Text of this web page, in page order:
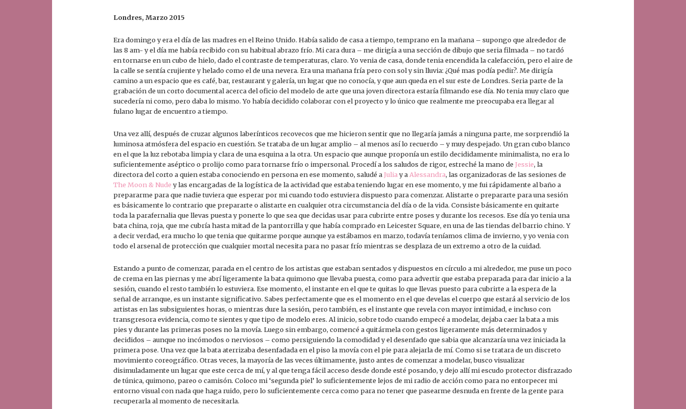
Londres, Marzo 2015
Era domingo y era el día de las madres en el Reino Unido. Había salido de casa a tiempo, temprano en la mañana – supongo que alrededor de
las 8 am- y el día me había recibido con su habitual abrazo frío. Mi cara dura – me dirigía a una sección de dibujo que seria filmada – no tardó
en tornarse en un cubo de hielo, dado el contraste de temperaturas, claro. Yo venia de casa, donde tenia encendida la calefacción, pero el aire de
la calle se sentía crujiente y helado como el de una nevera. Era una mañana fría pero con sol y sin lluvia: ¿Qué mas podía pedir?. Me dirigía
camino a un espacio que es café, bar, restaurant y galería, un lugar que no conocía, y que aun queda en el sur este de Londres. Seria parte de la
grabación de un corto documental acerca del oficio del modelo de arte que una joven directora estaría filmando ese día. No tenia muy claro que
sucedería ni como, pero daba lo mismo. Yo había decidido colaborar con el proyecto y lo único que realmente me preocupaba era llegar al
fulano lugar de encuentro a tiempo.
Una vez allí, después de cruzar algunos laberínticos recovecos que me hicieron sentir que no llegaría jamás a ninguna parte, me sorprendió la
luminosa atmósfera del espacio en cuestión. Se trataba de un lugar amplio – al menos así lo recuerdo – y muy despejado. Un gran cubo blanco
en el que la luz rebotaba limpia y clara de una esquina a la otra. Un espacio que aunque proponía un estilo decididamente minimalista, no era lo
suficientemente aséptico o prolijo como para tornarse frío o impersonal. Procedí a los saludos de rigor, estreché la mano de Jessie, la
directora del corto a quien estaba conociendo en persona en ese momento, saludé aJuliay aAlessandra, las organizadoras de las sesiones de
The Moon & Nude y las encargadas de la logística de la actividad que estaba teniendo lugar en ese momento, y me fui rápidamente al baño a
prepararme para que nadie tuviera que esperar por mi cuando todo estuviera dispuesto para comenzar. Alistarte o prepararte para una sesión
es básicamente lo contrario que prepararte o alistarte en cualquier otra circumstancia del día o de la vida. Consiste básicamente en quitarte
toda la parafernalia que llevas puesta y ponerte lo que sea que decidas usar para cubrirte entre poses y durante los recesos. Ese día yo tenia una
bata china, roja, que me cubría hasta mitad de la pantorrilla y que había comprado en Leicester Square, en una de las tiendas del barrio chino. Y
a decir verdad, era mucho lo que tenia que quitarme porque aunque ya estábamos en marzo, todavía teníamos clima de invierno, y yo venia con
todo el arsenal de protección que cualquier mortal necesita para no pasar frío mientras se desplaza de un extremo a otro de la cuidad.
Estando a punto de comenzar, parada en el centro de los artistas que estaban sentados y dispuestos en círculo a mi alrededor, me puse un poco
de crema en las piernas y me abrí ligeramente la bata quimono que llevaba puesta, como para advertir que estaba preparada para dar inicio a la
sesión, cuando el resto también lo estuviera. Ese momento, el instante en el que te quitas lo que llevas puesto para cubrirte a la espera de la
señal de arranque, es un instante significativo. Sabes perfectamente que es el momento en el que develas el cuerpo que estará al servicio de los
artistas en las subsiguientes horas, o mientras dure la sesión, pero también, es el instante que revela con mayor intimidad, e incluso con
transgresora evidencia, como te sientes y que tipo de modelo eres. Al inicio, sobre todo cuando empecé a modelar, dejaba caer la bata a mis
pies y durante las primeras poses no la movía. Luego sin embargo, comencé a quitármela con gestos ligeramente más determinados y
decididos – aunque no incómodos o nerviosos – como persiguiendo la comodidad y el desenfado que sabia que alcanzaría una vez iniciada la
primera pose. Una vez que la bata aterrizaba desenfadada en el piso la movía con el pie para alejarla de mí. Como si se tratara de un discreto
movimiento coreográfico. Otras veces, la mayoría de las veces últimamente, justo antes de comenzar a modelar, busco visualizar
disimuladamente un lugar que este cerca de mí, y al que tenga fácil acceso desde donde esté posando, y dejo allí mi escudo protector disfrazado
de túnica, quimono, pareo o camisón. Coloco mi ‘segunda piel’ lo suficientemente lejos de mi radio de acción como para no entorpecer mi
entorno visual con nada que haga ruido, pero lo suficientemente cerca como para no tener que pasearme desnuda en frente de la gente para
recuperarla al momento de necesitarla.